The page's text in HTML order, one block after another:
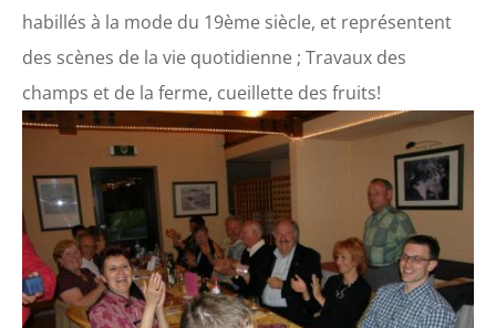
habillés à la mode du 19ème siècle, et représentent
des scènes de la vie quotidienne ; Travaux des
champs et de la ferme, cueillette des fruits!